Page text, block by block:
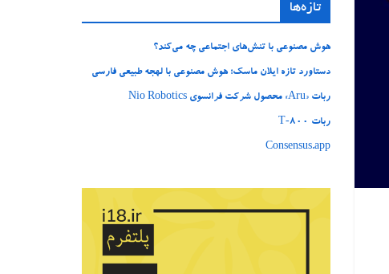
تازه‌ها
هوش مصنوعی با تنش‌های اجتماعی چه می‌کند؟
دستاورد تازه ایلان ماسک؛ هوش مصنوعی با لهجه طبیعی فارسی
ربات «Aru» محصول شرکت فرانسوی Nio Robotics
ربات T‑800
Consensus.app